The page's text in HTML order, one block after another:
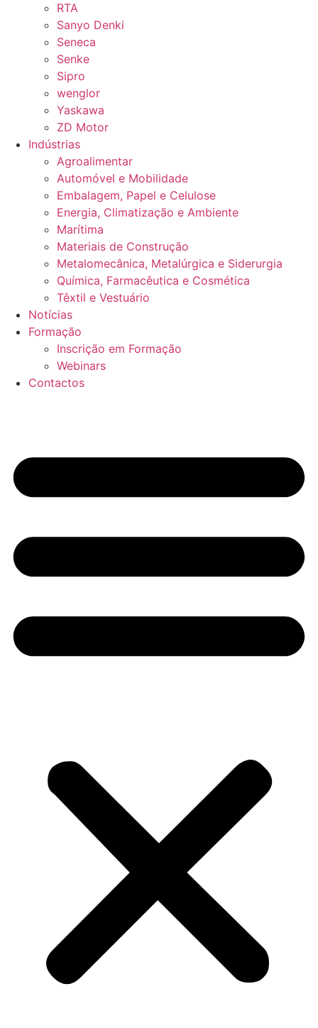
RTA
Sanyo Denki
Seneca
Senke
Sipro
wenglor
Yaskawa
ZD Motor
Indústrias
Agroalimentar
Automóvel e Mobilidade
Embalagem, Papel e Celulose
Energia, Climatização e Ambiente
Marítima
Materiais de Construção
Metalomecânica, Metalúrgica e Siderurgia
Química, Farmacêutica e Cosmética
Têxtil e Vestuário
Notícias
Formação
Inscrição em Formação
Webinars
Contactos